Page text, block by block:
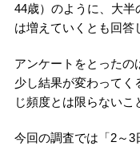
44歳）のように、大
は増えていくとも回答
アンケートをとったの
少し結果が変わってく
じ頻度とは限らないこ
今回の調査では「2～